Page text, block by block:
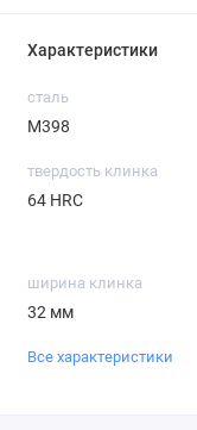
Характеристики
сталь
М398
твердость клинка
64 HRC
ширина клинка
32 мм
Все характеристики